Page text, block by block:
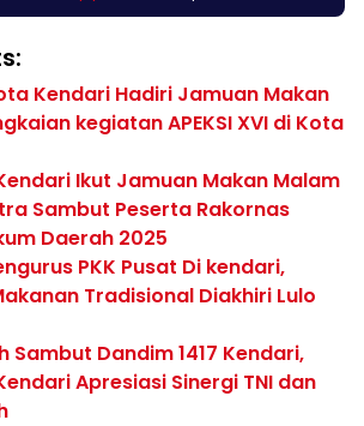
Kendari Hadiri Jamuan Makan
kegiatan APEKSI XVI di Kota
Ikut Jamuan Makan Malam
Sambut Peserta Rakornas
Daerah 2025
PKK Pusat Di kendari,
Tradisional Diakhiri Lulo
Sambut Dandim 1417 Kendari,
Apresiasi Sinergi TNI dan